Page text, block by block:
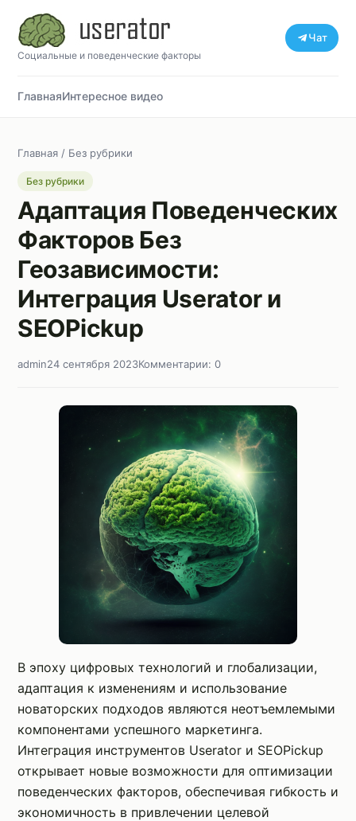
Социальные и поведенческие факторы
Чат
ГлавнаяИнтересное видео
Главная / Без рубрики
Без рубрики
Адаптация Поведенческих
Факторов Без
Геозависимости:
Интеграция Userator и
SEOPickup
admin24 сентября 2023Комментарии: 0
В эпоху цифровых технологий и глобализации,
адаптация к изменениям и использование
новаторских подходов являются неотъемлемыми
компонентами успешного маркетинга.
Интеграция инструментов Userator и SEOPickup
открывает новые возможности для оптимизации
поведенческих факторов, обеспечивая гибкость и
экономичность в привлечении целевой